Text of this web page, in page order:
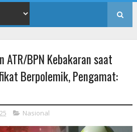
ATR/BPN Kebakaran saat
Berpolemik, Pengamat:
Nasional